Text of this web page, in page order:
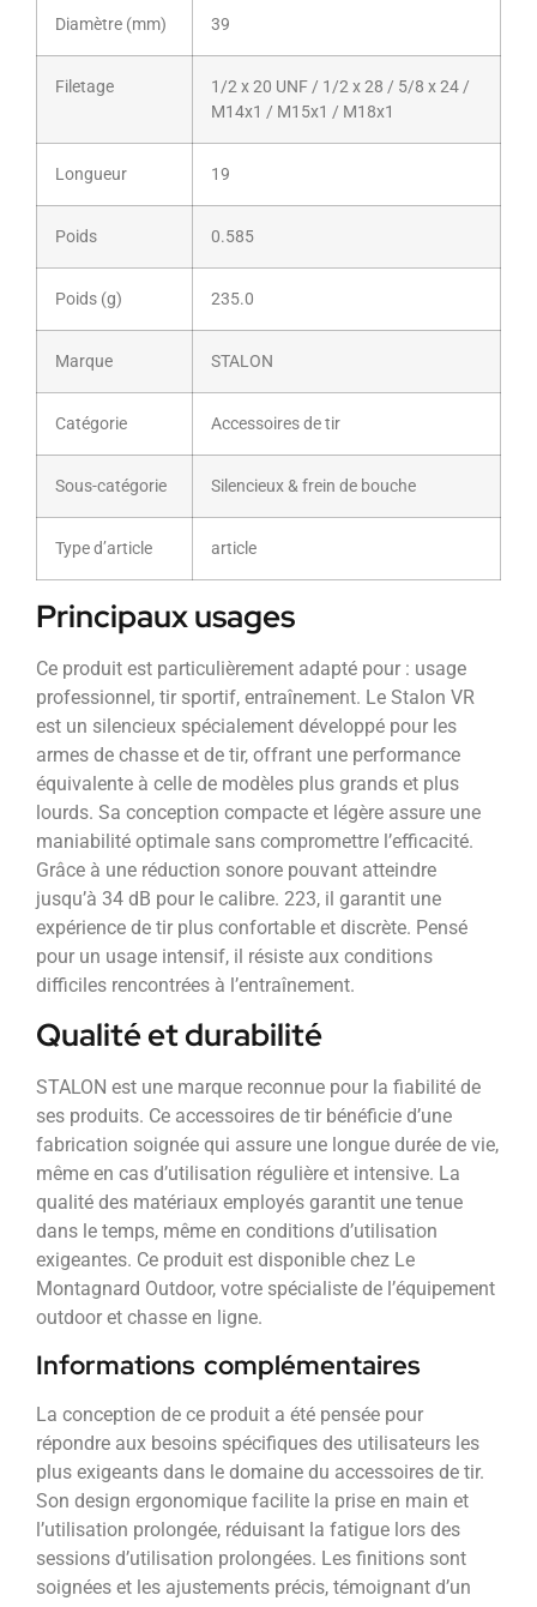
Diamètre (mm) 39
Filetage
1/2 x 20 UNF / 1/2 x 28 / 5/8 x 24 /
M14x1 / M15x1 / M18x1
Longueur 19
Poids 0.585
Poids (g) 235.0
Marque STALON
Catégorie Accessoires de tir
Sous-catégorie Silencieux & frein de bouche
Type d’article article
Principaux usages
Ce produit est particulièrement adapté pour : usage
professionnel, tir sportif, entraînement. Le Stalon VR
est un silencieux spécialement développé pour les
armes de chasse et de tir, offrant une performance
équivalente à celle de modèles plus grands et plus
lourds. Sa conception compacte et légère assure une
maniabilité optimale sans compromettre l’efficacité.
Grâce à une réduction sonore pouvant atteindre
jusqu’à 34 dB pour le calibre. 223, il garantit une
expérience de tir plus confortable et discrète. Pensé
pour un usage intensif, il résiste aux conditions
difficiles rencontrées à l’entraînement.
Qualité et durabilité
STALON est une marque reconnue pour la fiabilité de
ses produits. Ce accessoires de tir bénéficie d’une
fabrication soignée qui assure une longue durée de vie,
même en cas d’utilisation régulière et intensive. La
qualité des matériaux employés garantit une tenue
dans le temps, même en conditions d’utilisation
exigeantes. Ce produit est disponible chez Le
Montagnard Outdoor, votre spécialiste de l’équipement
outdoor et chasse en ligne.
Informations complémentaires
La conception de ce produit a été pensée pour
répondre aux besoins spécifiques des utilisateurs les
plus exigeants dans le domaine du accessoires de tir.
Son design ergonomique facilite la prise en main et
l’utilisation prolongée, réduisant la fatigue lors des
sessions d’utilisation prolongées. Les finitions sont
soignées et les ajustements précis, témoignant d’un